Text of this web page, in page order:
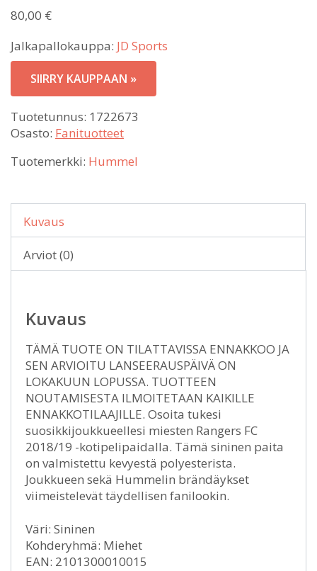
80,00 €
Jalkapallokauppa: JD Sports
SIIRRY KAUPPAAN »
Tuotetunnus: 1722673
Osasto: Fanituotteet
Tuotemerkki: Hummel
Kuvaus
Arviot (0)
Kuvaus
TÄMÄ TUOTE ON TILATTAVISSA ENNAKKOO JA
SEN ARVIOITU LANSEERAUSPÄIVÄ ON
LOKAKUUN LOPUSSA. TUOTTEEN
NOUTAMISESTA ILMOITETAAN KAIKILLE
ENNAKKOTILAAJILLE. Osoita tukesi
suosikkijoukkueellesi miesten Rangers FC
2018/19 -kotipelipaidalla. Tämä sininen paita
on valmistettu kevyestä polyesterista.
Joukkueen sekä Hummelin brändäykset
viimeistelevät täydellisen fanilookin.
Väri: Sininen
Kohderyhmä: Miehet
EAN: 2101300010015